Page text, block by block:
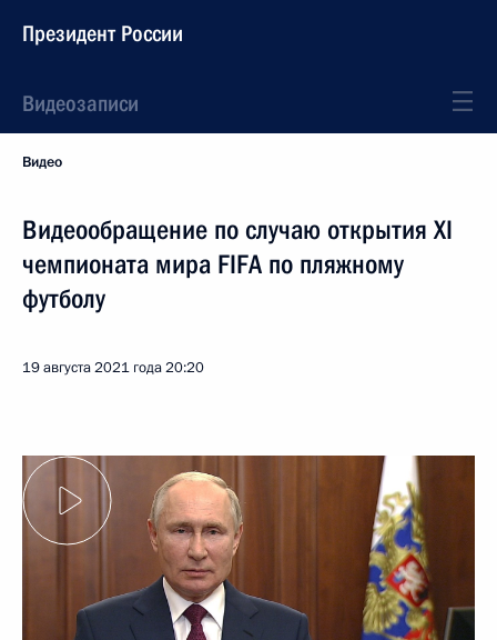
Президент России
Видеозаписи
Видео
Видеообращение по случаю открытия XI
чемпионата мира FIFA по пляжному
футболу
19 августа 2021 года20:20